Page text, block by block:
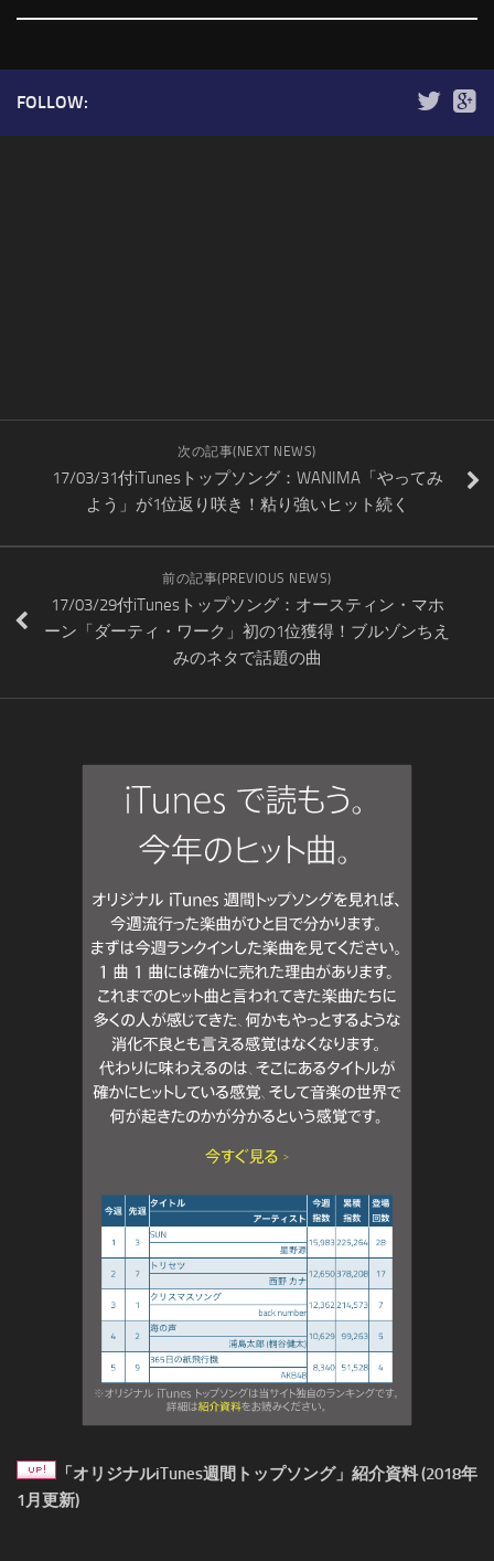
FOLLOW:
次の記事(NEXT NEWS)
17/03/31付iTunesトップソング：WANIMA「やってみ
よう」が1位返り咲き！粘り強いヒット続く
前の記事(PREVIOUS NEWS)
17/03/29付iTunesトップソング：オースティン・マホ
ーン「ダーティ・ワーク」初の1位獲得！ブルゾンちえ
みのネタで話題の曲
「オリジナルiTunes週間トップソング」紹介資料 (2018年
1月更新)